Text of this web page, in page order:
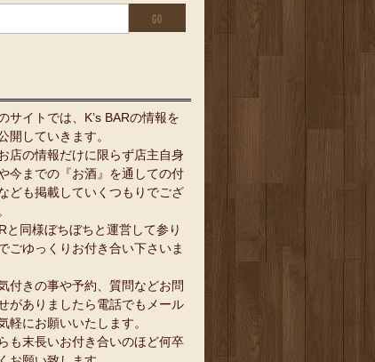
サイトでは、K’s BARの情報を
開していきます。
店の情報だけに限らず店主自身
今までの『お酒』を通しての付
ども掲載していくつもりでござ
と同様ぼちぼちと運営して参り
ごゆっくりお付き合い下さいま
付きの事や予約、質問などお問
がありましたら電話でもメール
軽にお願いいたします。
も末長いお付き合いのほど何卒